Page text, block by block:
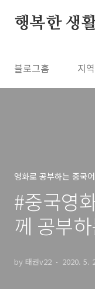
행복한 생
블로그홈 지
영화로 공부하는 중국
#중국영
께 공부
대본
by 태권v22 2020. 5.